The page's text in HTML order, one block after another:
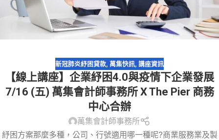
新冠肺炎紓困貸款 萬集快訊 講座資訊
【線上講座】企業紓困4.0與疫情下企業發展
7/16 (五) 萬集會計師事務所 X The Pier 商務
中心合辦
萬集會計師事務所
紓困方案那麼多種，公司、行號適用哪一種呢?商業服務業及製